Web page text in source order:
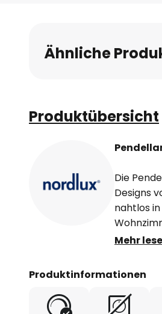
Bildgalerie
springen
Ähnliche
Produktübersicht
Die
Designs
nahtlos
Mehr
Produktinformationen